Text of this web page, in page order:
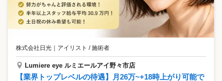
株式会社日光 アイリスト / 施術者
Lumiere eye ルミエールアイ野々市店
【業界トップレベルの待遇】月26万~+18時上がり可能で